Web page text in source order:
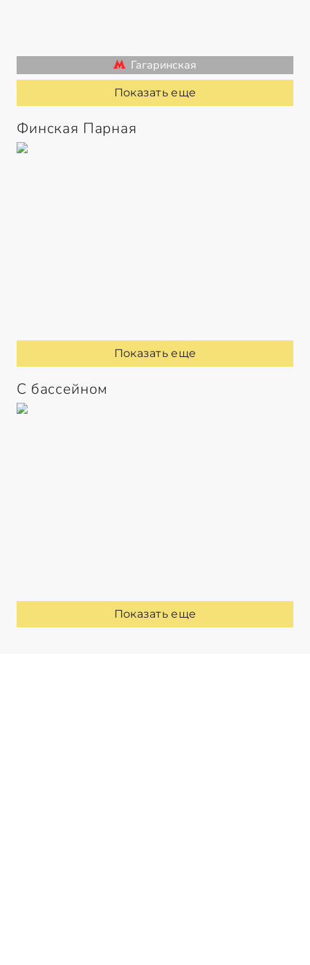
Гагаринская
Показать еще
Финская Парная
Показать еще
С бассейном
Показать еще